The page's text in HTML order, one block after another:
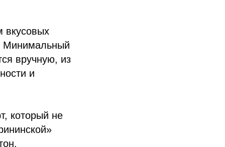
вкусовых
Минимальный
вручную, из
и
который не